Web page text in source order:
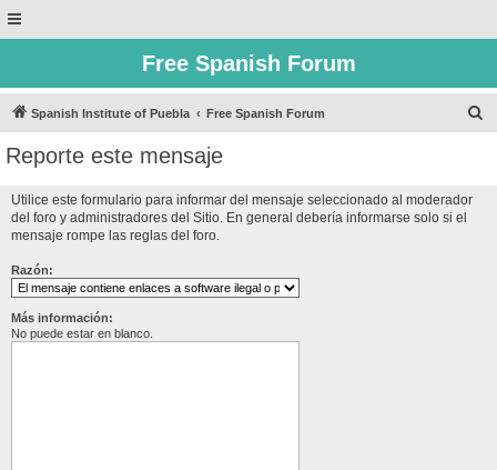
Free Spanish Forum
Spanish Institute of Puebla Free Spanish Forum
Reporte este mensaje
Utilice este formulario para informar del mensaje seleccionado al moderador
del foro y administradores del Sitio. En general debería informarse solo si el
mensaje rompe las reglas del foro.
Razón:
Más información:
No puede estar en blanco.